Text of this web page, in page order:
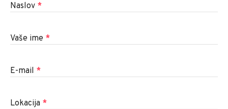
Naslov *
Vaše ime *
E-mail *
Lokacija *